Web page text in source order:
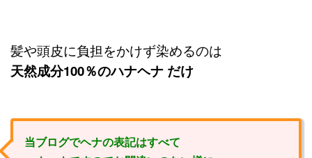
髪や頭皮に負担をかけず染めるのは
天然成分100％のハナヘナ だけ
当ブログでヘナの表記はすべて